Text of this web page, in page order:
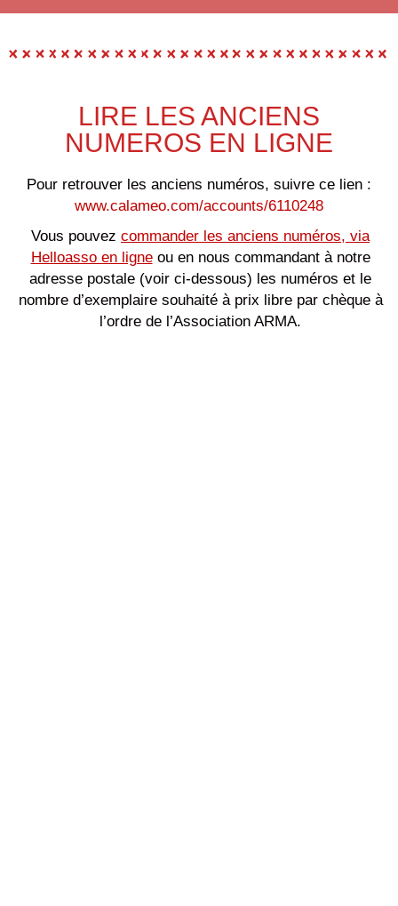
LIRE LES ANCIENS
NUMEROS EN LIGNE
Pour retrouver les anciens numéros, suivre ce lien :
www.calameo.com/accounts/6110248
Vous pouvezcommander les anciens numéros, via
Helloasso en ligneou en nous commandant à notre
adresse postale (voir ci-dessous) les numéros et le
nombre d’exemplaire souhaité à prix libre par chèque à
l’ordre de l’Association ARMA.